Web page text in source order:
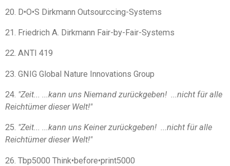
20. D•O•S Dirkmann Outsourccing-Systems
21. Friedrich A. Dirkmann Fair-by-Fair-Systems
22. ANTI 419
23. GNIG Global Nature Innovations Group
24. "Zeit... ...kann uns Niemand zurückgeben! ...nicht für alle
Reichtümer dieser Welt!"
25. "Zeit... ...kann uns Keiner zurückgeben! ...nicht für alle
Reichtümer dieser Welt!"
26. Tbp5000 Think•before•print5000